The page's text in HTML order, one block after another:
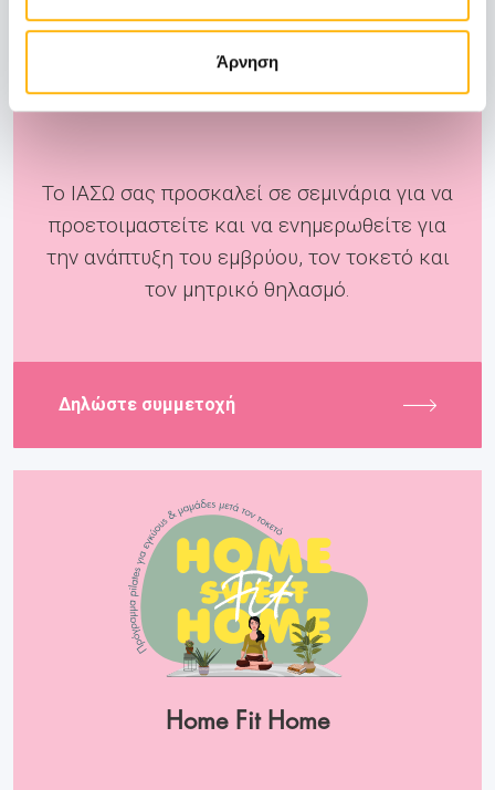
Άρνηση
Pre-Birth
Το ΙΑΣΩ σας προσκαλεί σε σεμινάρια για να
προετοιμαστείτε και να ενημερωθείτε για
την ανάπτυξη του εμβρύου, τον τοκετό και
τον μητρικό θηλασμό.
Δηλώστε συμμετοχή
Home Fit Home